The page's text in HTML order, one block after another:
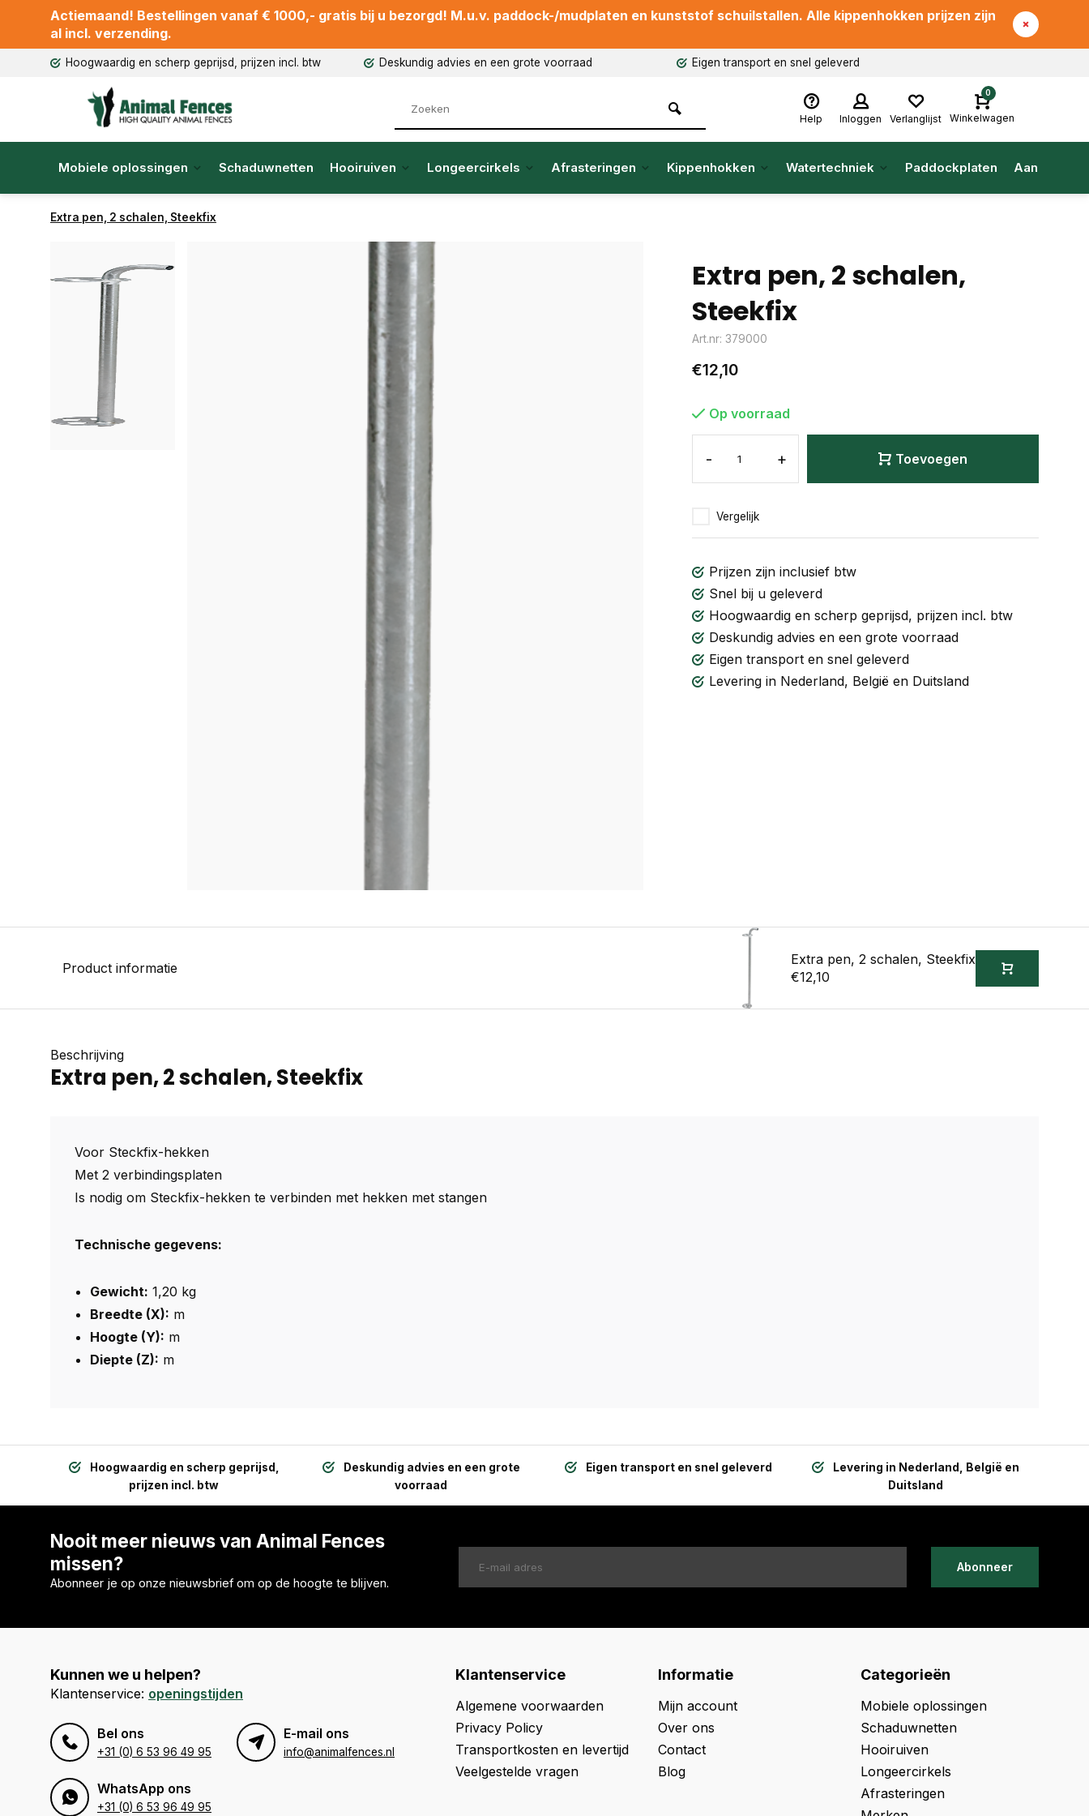
Actiemaand! Bestellingen vanaf € 1000,- gratis bij u bezorgd! M.u.v. paddock-/mudplaten en kunststof schuilstallen. Alle kippenhokken prijzen zijn
al incl. verzending.
Hoogwaardig en scherp geprijsd, prijzen incl. btw Deskundig advies en een grote voorraad Eigen transport en snel geleverd
Help Inloggen Verlanglijst
0
Winkelwagen
Mobiele oplossingen Schaduwnetten Hooiruiven Longeercirkels Afrasteringen Kippenhokken Watertechniek Paddockplaten
Extra pen, 2 schalen, Steekfix
Extra pen, 2 schalen,
Steekfix
Art.nr: 379000
€12,10
Op voorraad
- + Toevoegen
Vergelijk
Prijzen zijn inclusief btw
Snel bij u geleverd
Hoogwaardig en scherp geprijsd, prijzen incl. btw
Deskundig advies en een grote voorraad
Eigen transport en snel geleverd
Levering in Nederland, België en Duitsland
Product informatie
Extra pen, 2 schalen, Steekfix
€12,10
Beschrijving
Extra pen, 2 schalen, Steekfix
Voor Steckfix-hekken
Met 2 verbindingsplaten
Is nodig om Steckfix-hekken te verbinden met hekken met stangen
Technische gegevens:
Gewicht: 1,20 kg
Breedte (X): m
Hoogte (Y): m
Diepte (Z): m
Hoogwaardig en scherp geprijsd,
prijzen incl. btw
Deskundig advies en een grote
voorraad
Eigen transport en snel geleverd
Levering in Nederland, België en
Duitsland
Nooit meer nieuws van Animal Fences
missen?
Abonneer je op onze nieuwsbrief om op de hoogte te blijven.
Abonneer
Kunnen we u helpen?
Klantenservice: openingstijden
Bel ons
+31 (0) 6 53 96 49 95
E-mail ons
info@animalfences.nl
WhatsApp ons
+31 (0) 6 53 96 49 95
Klantenservice
Algemene voorwaarden
Privacy Policy
Transportkosten en levertijd
Veelgestelde vragen
Informatie
Mijn account
Over ons
Contact
Blog
Categorieën
Mobiele oplossingen
Schaduwnetten
Hooiruiven
Longeercirkels
Afrasteringen